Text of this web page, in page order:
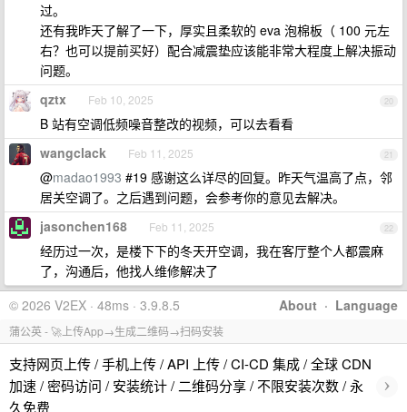
过。
还有我昨天了解了一下，厚实且柔软的 eva 泡棉板（ 100 元左
右？也可以提前买好）配合减震垫应该能非常大程度上解决振动
问题。
20
qztx Feb 10, 2025
B 站有空调低频噪音整改的视频，可以去看看
21
wangclack Feb 11, 2025
@madao1993 #19 感谢这么详尽的回复。昨天气温高了点，邻
居关空调了。之后遇到问题，会参考你的意见去解决。
22
jasonchen168 Feb 11, 2025
经历过一次，是楼下下的冬天开空调，我在客厅整个人都震麻
了，沟通后，他找人维修解决了
About · Language
© 2026 V2EX · 48ms · 3.9.8.5
蒲公英 - 🚀上传App→生成二维码→扫码安装
支持网页上传 / 手机上传 / API 上传 / CI-CD 集成 / 全球 CDN
加速 / 密码访问 / 安装统计 / 二维码分享 / 不限安装次数 / 永
久免费
›